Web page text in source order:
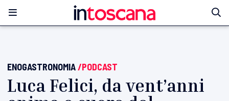
ENOGASTRONOMIA/PODCAST
Luca Felici, da vent’anni